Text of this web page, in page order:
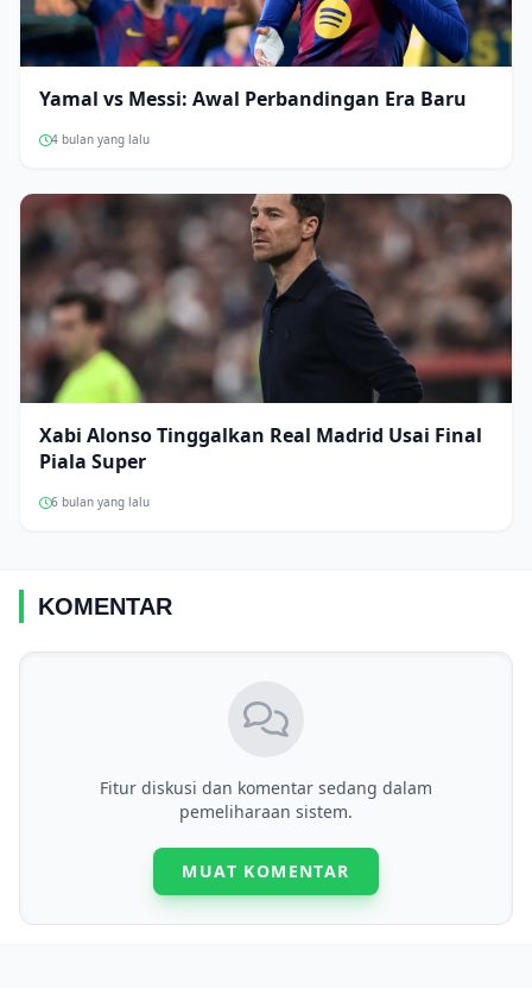
Yamal vs Messi: Awal Perbandingan Era Baru
4 bulan yang lalu
Xabi Alonso Tinggalkan Real Madrid Usai Final
Piala Super
6 bulan yang lalu
KOMENTAR
Fitur diskusi dan komentar sedang dalam
pemeliharaan sistem.
MUAT KOMENTAR